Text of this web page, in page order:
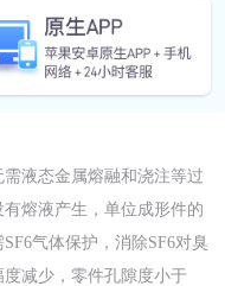
注射成形的温度，压力以
的加热系统采用了电阻和
，固相体积分数达60％，
液态金属熔融和浇注等过
熔液产生，单位成形件的
气体保护，消除SF6对臭
减少，零件孔隙度小于